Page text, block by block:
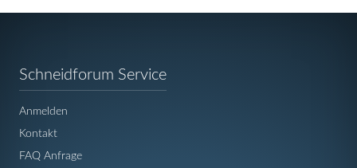
Schneidforum Service
Anmelden
Kontakt
FAQ Anfrage